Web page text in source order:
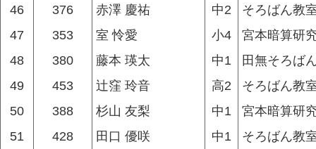
46
376 赤澤 慶祐 中2
そろばん教
47
353 室 怜愛 小4
宮本暗算研
48
380 藤本 瑛太 中1
田無そろば
49
453 辻窪 玲音 高2
そろばん教
50
388 杉山 友梨 中1
宮本暗算研
51
428 田口 優咲 中1
そろばん教